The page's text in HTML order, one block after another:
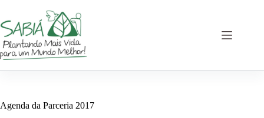
o
conteúdo
Agenda da Parceria 2017